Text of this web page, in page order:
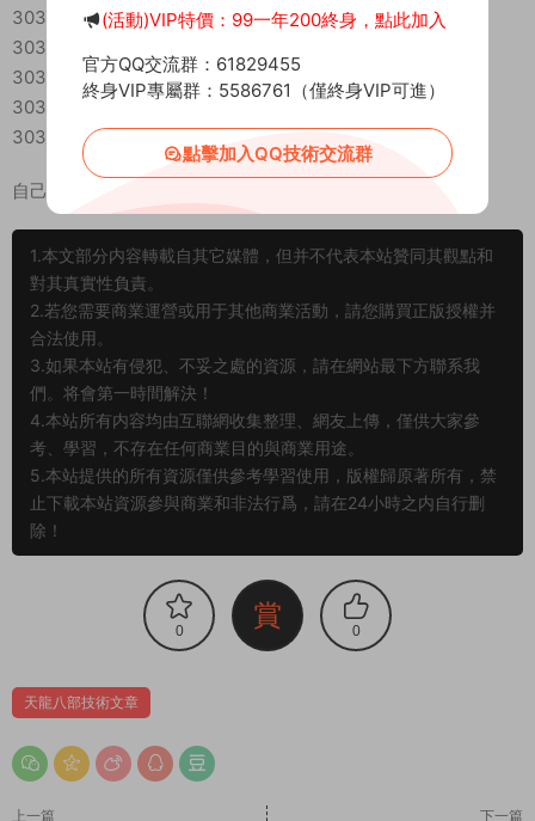
30308030 要訣:九陰毒龍功
30308031 要訣:化血神毒
30308032 要訣:商陽劍
30308033 要訣:天地明滅
30308034 要訣:颠動滄溟
自己加到商店文件裏面或者随便那裏！就可以買了
1.本文部分内容轉載自其它媒體，但并不代表本站贊同其觀點和
對其真實性負責。
2.若您需要商業運營或用于其他商業活動，請您購買正版授權并
合法使用。
3.如果本站有侵犯、不妥之處的資源，請在網站最下方聯系我
們。将會第一時間解決！
4.本站所有内容均由互聯網收集整理、網友上傳，僅供大家參
考、學習，不存在任何商業目的與商業用途。
5.本站提供的所有資源僅供參考學習使用，版權歸原著所有，禁
止下載本站資源參與商業和非法行爲，請在24小時之内自行删
除！
0 賞 0
天龍八部技術文章
上一篇 下一篇
(活動)VIP特價：99一年200終身，點此加入
官方QQ交流群：61829455
終身VIP專屬群：5586761（僅終身VIP可進）
點擊加入QQ技術交流群